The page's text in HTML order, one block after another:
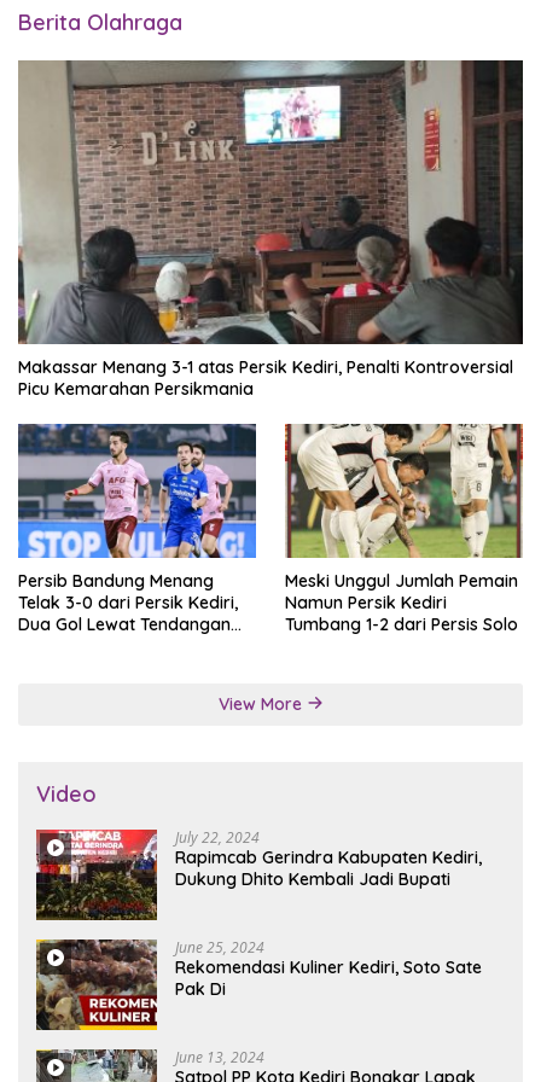
Berita Olahraga
Makassar Menang 3-1 atas Persik Kediri, Penalti Kontroversial
Picu Kemarahan Persikmania
Persib Bandung Menang
Telak 3-0 dari Persik Kediri,
Dua Gol Lewat Tendangan
Meski Unggul Jumlah Pemain
Namun Persik Kediri
Tumbang 1-2 dari Persis Solo
View More
Video
July 22, 2024
Rapimcab Gerindra Kabupaten Kediri,
Dukung Dhito Kembali Jadi Bupati
June 25, 2024
Rekomendasi Kuliner Kediri, Soto Sate
Pak Di
June 13, 2024
Satpol PP Kota Kediri Bongkar Lapak